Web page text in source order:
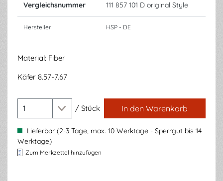
Vergleichsnummer 111 857 101 D original Style
Hersteller HSP - DE
Material: Fiber
Käfer 8.57-7.67
/ Stück In den Warenkorb
Lieferbar (2-3 Tage, max. 10 Werktage - Sperrgut bis 14
Werktage)
Zum Merkzettel hinzufügen